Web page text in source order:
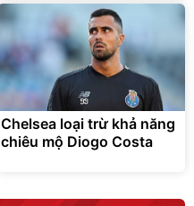
Chelsea loại trừ khả năng
chiêu mộ Diogo Costa